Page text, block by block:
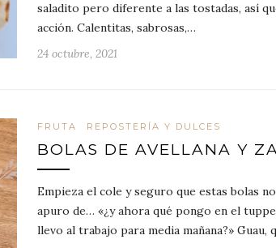
saladito pero diferente a las tostadas, así
acción. Calentitas, sabrosas,…
24 octubre, 2021
FRUTA REPOSTERÍA Y DULCES
BOLAS DE AVELLANA Y
Empieza el cole y seguro que estas bolas
apuro de… «¿y ahora qué pongo en el
llevo al trabajo para media mañana?» Guau,